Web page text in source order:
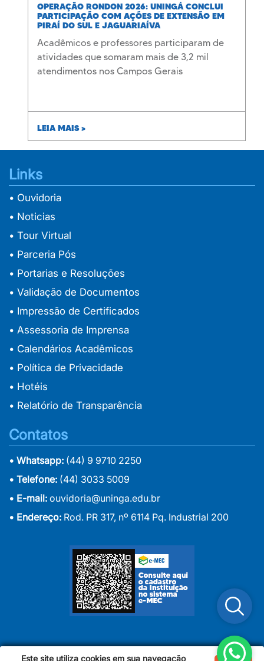
OPERAÇÃO RONDON 2026: UNINGÁ CONCLUI
PARTICIPAÇÃO COM AÇÕES DE EXTENSÃO EM
PIRAÍ DO SUL E JAGUARIAÍVA
Acadêmicos e professores participaram de
atividades que somaram mais de 3,2 mil
atendimentos nos Campos Gerais
LEIA MAIS >
Links
• Ouvidoria
• Noticias
• Tour Virtual
• Parceria Pós
• Portarias e Resoluções
• Validação de Documentos
• Impressão de Certificados
• Assessoria de Imprensa
• Calendários Acadêmicos
• Política de Privacidade
• Hotéis
• Relatório de Transparência
Contatos
• Whatsapp: (44) 9 9710 2250
• Telefone: (44) 3033 5009
• E-mail: ouvidoria@uninga.edu.br
• Endereço: Rod. PR 317, nº 6114 Pq. Industrial 200
Este site utiliza cookies em sua navegação